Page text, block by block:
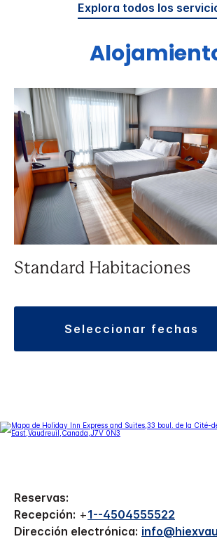
Explora todos los
Standard Habitaciones
seleccionar fechas
Reservas:
Recepción: +1--4504555522
Dirección electrónica: